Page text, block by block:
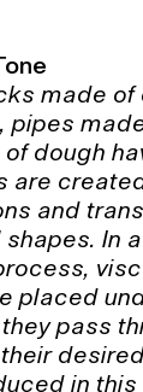
made
pipes
dough
are
and
In
placed
pass
in this